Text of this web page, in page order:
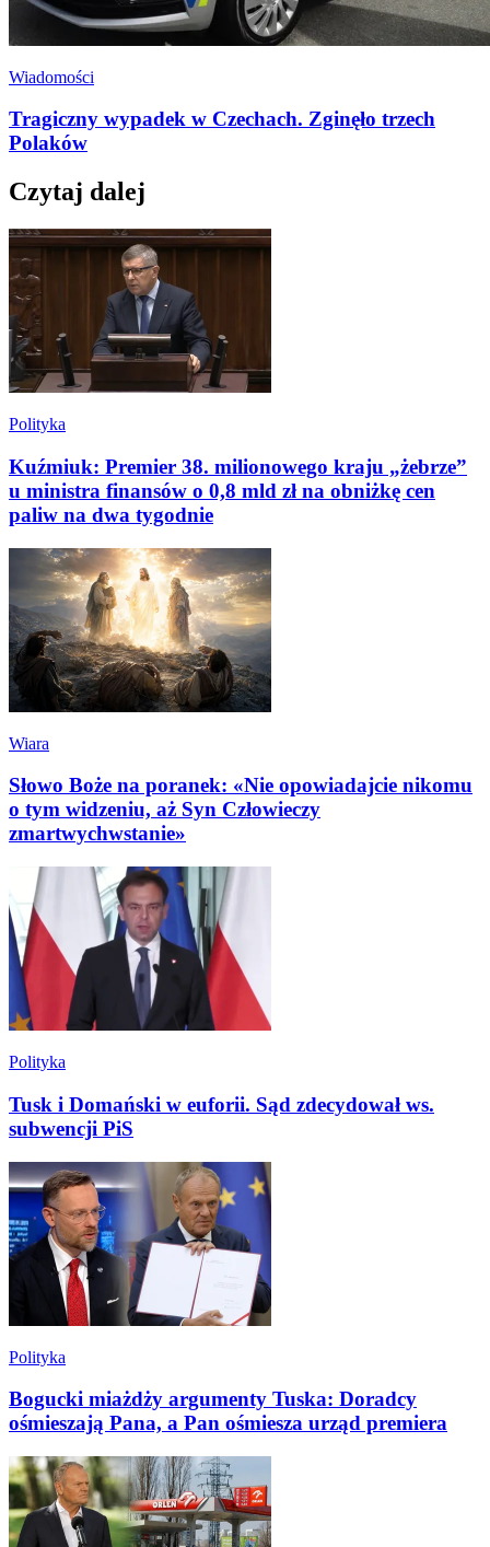
Wiadomości
Tragiczny wypadek w Czechach. Zginęło trzech
Polaków
Czytaj dalej
Polityka
Kuźmiuk: Premier 38. milionowego kraju „żebrze”
u ministra finansów o 0,8 mld zł na obniżkę cen
paliw na dwa tygodnie
Wiara
Słowo Boże na poranek: «Nie opowiadajcie nikomu
o tym widzeniu, aż Syn Człowieczy
zmartwychwstanie»
Polityka
Tusk i Domański w euforii. Sąd zdecydował ws.
subwencji PiS
Polityka
Bogucki miażdży argumenty Tuska: Doradcy
ośmieszają Pana, a Pan ośmiesza urząd premiera